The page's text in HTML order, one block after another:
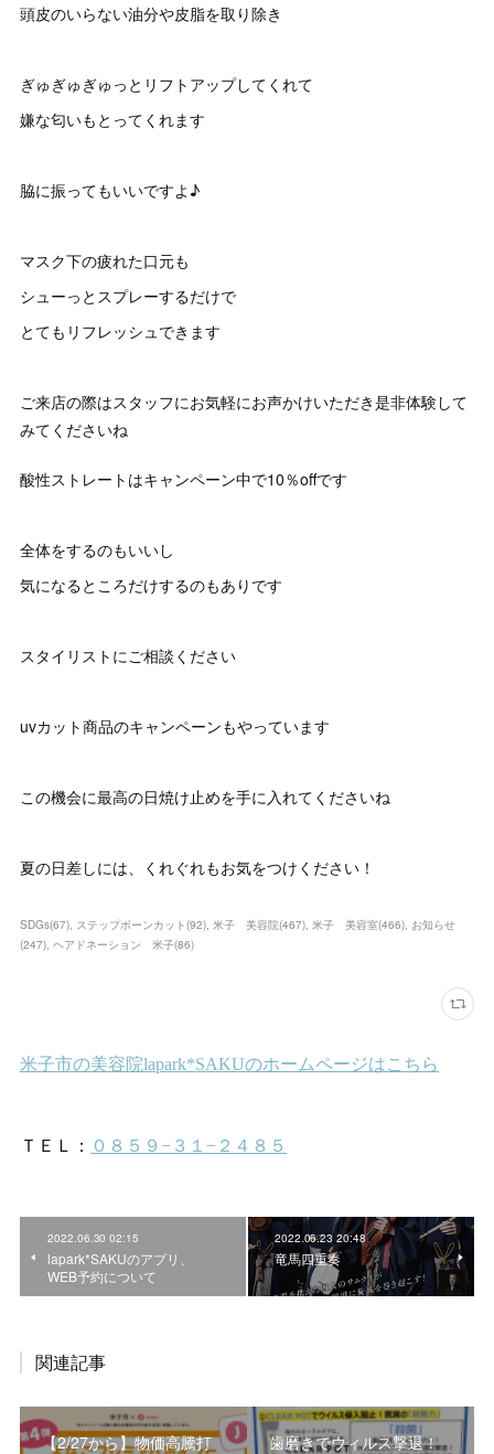
頭皮のいらない油分や皮脂を取り除き
ぎゅぎゅぎゅっとリフトアップしてくれて
嫌な匂いもとってくれます
脇に振ってもいいですよ♪
マスク下の疲れた口元も
シューっとスプレーするだけで
とてもリフレッシュできます
ご来店の際はスタッフにお気軽にお声かけいただき是非体験して
みてくださいね
酸性ストレートはキャンペーン中で10％offです
全体をするのもいいし
気になるところだけするのもありです
スタイリストにご相談ください
uvカット商品のキャンペーンもやっています
この機会に最高の日焼け止めを手に入れてくださいね
夏の日差しには、くれぐれもお気をつけください！
SDGs(67) ステップボーンカット(92) 米子 美容院(467) 米子 美容室(466) お知らせ
(247) ヘアドネーション 米子(86)
2022.06.30 02:15
lapark*SAKUのアプリ、
WEB予約について
2022.06.23 20:48
竜馬四重奏
関連記事
【2/27から】物価高騰打 歯磨きでウィルス撃退！